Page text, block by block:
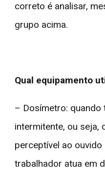
correto é analisar,
grupo acima.
Qual equipamento
– Dosímetro: quando
intermitente, ou seja,
perceptível ao
trabalhador atua em